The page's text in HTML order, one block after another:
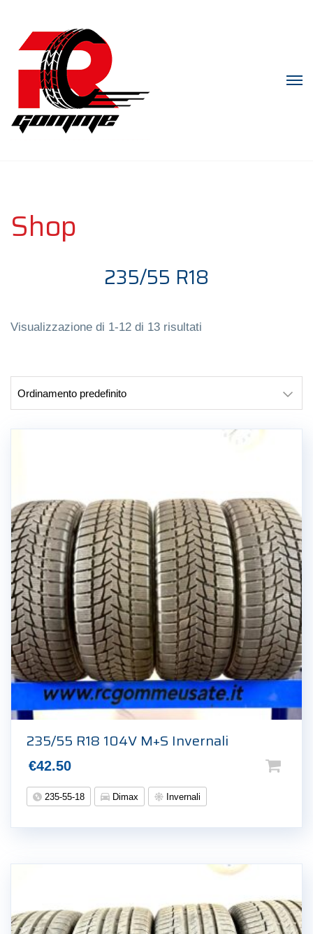
Shop
235/55 R18
Visualizzazione di 1-12 di 13 risultati
235/55 R18 104V M+S Invernali
€42.50
235-55-18 Dimax Invernali